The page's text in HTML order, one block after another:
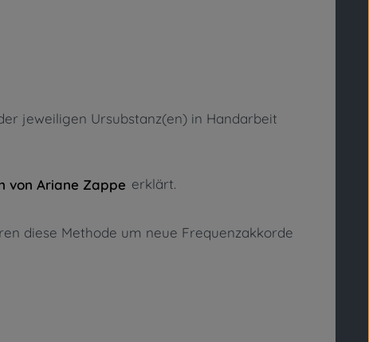
jeweiligen Ursubstanz(en) in Handarbeit
von Ariane Zappe erklärt.
diese Methode um neue Frequenzakkorde